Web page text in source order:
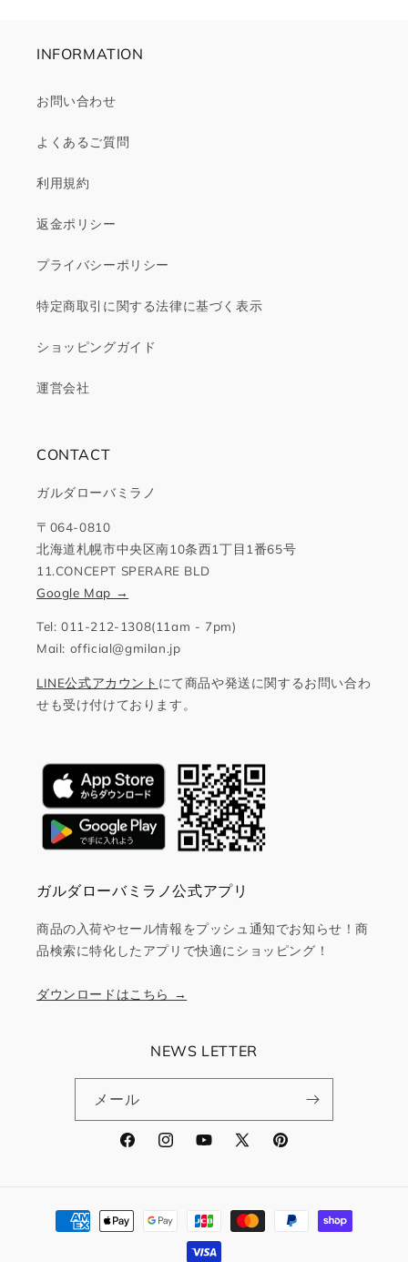
INFORMATION
お問い合わせ
よくあるご質問
利用規約
返金ポリシー
プライバシーポリシー
特定商取引に関する法律に基づく表示
ショッピングガイド
運営会社
CONTACT
ガルダローバミラノ
〒064-0810
北海道札幌市中央区南10条西1丁目1番65号
11.CONCEPT SPERARE BLD
Google Map →
Tel: 011-212-1308(11am - 7pm)
Mail: official@gmilan.jp
LINE公式アカウント にて商品や発送に関するお問い合わ
せも受け付けております。
ガルダローバミラノ公式アプリ
商品の入荷やセール情報をプッシュ通知でお知らせ！商
品検索に特化したアプリで快適にショッピング！
ダウンロードはこちら →
NEWS LETTER
メール
FacebookInstagramYouTube
X
Pinterest